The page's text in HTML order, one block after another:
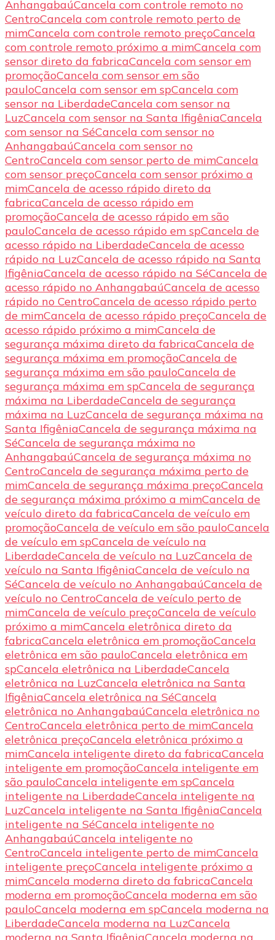
AnhangabaúCancela com controle remoto no
CentroCancela com controle remoto perto de
mimCancela com controle remoto preçoCancela
com controle remoto próximo a mimCancela com
sensor direto da fabricaCancela com sensor em
promoçãoCancela com sensor em são
pauloCancela com sensor em spCancela com
sensor na LiberdadeCancela com sensor na
LuzCancela com sensor na Santa IfigêniaCancela
com sensor na SéCancela com sensor no
AnhangabaúCancela com sensor no
CentroCancela com sensor perto de mimCancela
com sensor preçoCancela com sensor próximo a
mimCancela de acesso rápido direto da
fabricaCancela de acesso rápido em
promoçãoCancela de acesso rápido em são
pauloCancela de acesso rápido em spCancela de
acesso rápido na LiberdadeCancela de acesso
rápido na LuzCancela de acesso rápido na Santa
IfigêniaCancela de acesso rápido na SéCancela de
acesso rápido no AnhangabaúCancela de acesso
rápido no CentroCancela de acesso rápido perto
de mimCancela de acesso rápido preçoCancela de
acesso rápido próximo a mimCancela de
segurança máxima direto da fabricaCancela de
segurança máxima em promoçãoCancela de
segurança máxima em são pauloCancela de
segurança máxima em spCancela de segurança
máxima na LiberdadeCancela de segurança
máxima na LuzCancela de segurança máxima na
Santa IfigêniaCancela de segurança máxima na
SéCancela de segurança máxima no
AnhangabaúCancela de segurança máxima no
CentroCancela de segurança máxima perto de
mimCancela de segurança máxima preçoCancela
de segurança máxima próximo a mimCancela de
veículo direto da fabricaCancela de veículo em
promoçãoCancela de veículo em são pauloCancela
de veículo em spCancela de veículo na
LiberdadeCancela de veículo na LuzCancela de
veículo na Santa IfigêniaCancela de veículo na
SéCancela de veículo no AnhangabaúCancela de
veículo no CentroCancela de veículo perto de
mimCancela de veículo preçoCancela de veículo
próximo a mimCancela eletrônica direto da
fabricaCancela eletrônica em promoçãoCancela
eletrônica em são pauloCancela eletrônica em
spCancela eletrônica na LiberdadeCancela
eletrônica na LuzCancela eletrônica na Santa
IfigêniaCancela eletrônica na SéCancela
eletrônica no AnhangabaúCancela eletrônica no
CentroCancela eletrônica perto de mimCancela
eletrônica preçoCancela eletrônica próximo a
mimCancela inteligente direto da fabricaCancela
inteligente em promoçãoCancela inteligente em
são pauloCancela inteligente em spCancela
inteligente na LiberdadeCancela inteligente na
LuzCancela inteligente na Santa IfigêniaCancela
inteligente na SéCancela inteligente no
AnhangabaúCancela inteligente no
CentroCancela inteligente perto de mimCancela
inteligente preçoCancela inteligente próximo a
mimCancela moderna direto da fabricaCancela
moderna em promoçãoCancela moderna em são
pauloCancela moderna em spCancela moderna na
LiberdadeCancela moderna na LuzCancela
moderna na Santa IfigêniaCancela moderna na